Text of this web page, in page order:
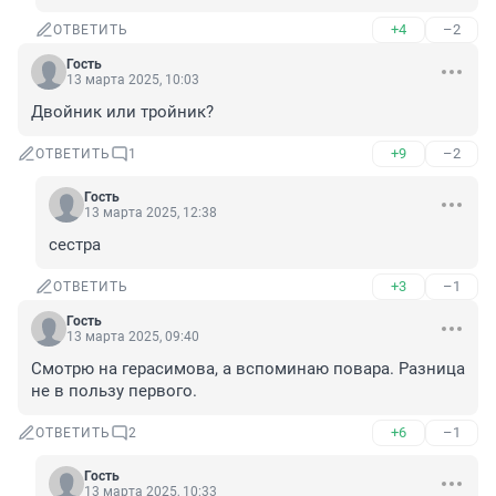
ОТВЕТИТЬ +4 –2
Гость
13 марта 2025, 10:03
Двойник или тройник?
ОТВЕТИТЬ 1 +9 –2
Гость
13 марта 2025, 12:38
сестра
ОТВЕТИТЬ +3 –1
Гость
13 марта 2025, 09:40
Смотрю на герасимова, а вспоминаю повара. Разница
не в пользу первого.
ОТВЕТИТЬ 2 +6 –1
Гость
13 марта 2025, 10:33